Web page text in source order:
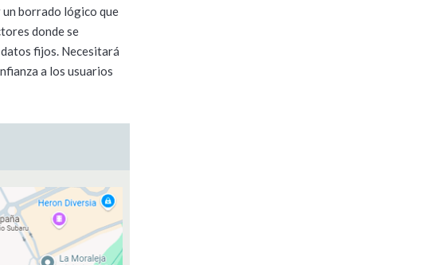
borrado lógico que
donde se
fijos. Necesitará
a los usuarios